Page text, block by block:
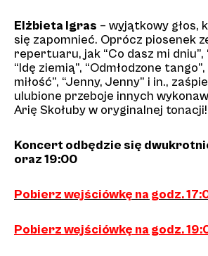
Elżbieta Igras – wyjątkowy głos,
się zapomnieć​. Oprócz piosenek
repertuaru, jak “Co dasz mi dniu”,
“Idę ziemią”, “Odmłodzone
miłość”, “Jenny, Jenny” i in.,
ulubione przeboje innych
Arię Skołuby w oryginalnej tonacji!
Koncert odbędzie się
oraz 19:00
Pobierz wejściówkę na godz.
Pobierz wejściówkę na godz.